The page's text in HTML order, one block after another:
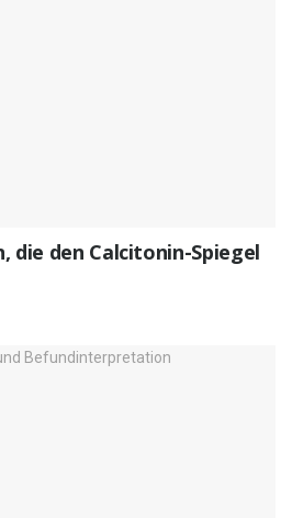
die den Calcitonin-Spiegel